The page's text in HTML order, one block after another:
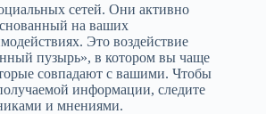
сетей. Они активно
на ваших
Это воздействие
пузырь», в котором вы чаще
совпадают с вашими. Чтобы
информации, следите
и мнениями.